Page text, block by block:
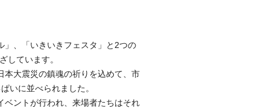
、「いきいきフェスタ」と2つの
しています。
大震災の鎮魂の祈りを込めて、市
いに並べられました。
ントが行われ、来場者たちはそれ